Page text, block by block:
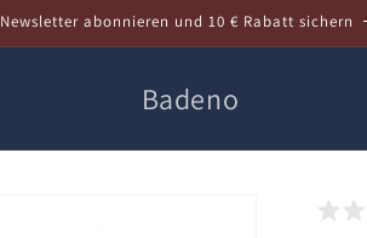
Newsletter abonnieren und 10 € Rabatt sichern
Badeno